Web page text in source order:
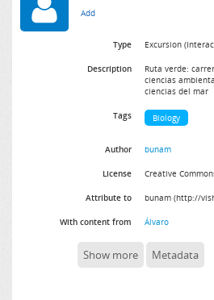
Type Excursion
Description
Ruta verde:
ciencias
ciencias del mar
Tags Biology
Author bunam
License Creative
Attribute to bunam (http://
With content from Álvaro
Show more Metadata